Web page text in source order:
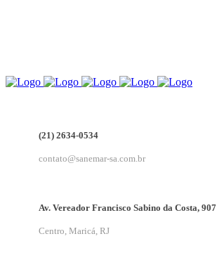
(21) 2634-0534
contato@sanemar-sa.com.br
Av. Vereador Francisco Sabino da Costa, 907
Centro, Maricá, RJ